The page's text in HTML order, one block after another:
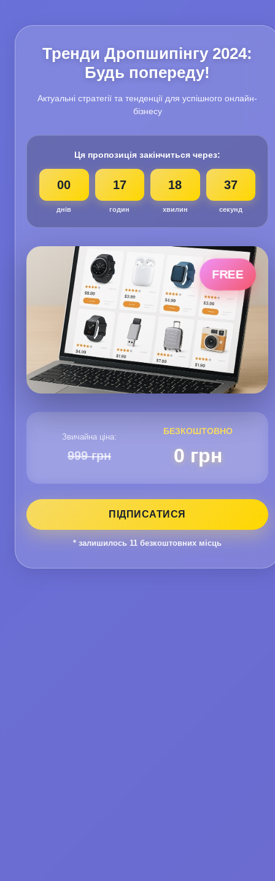
Тренди Дропшипінгу 2024:
Будь попереду!
Актуальні стратегії та тенденції для успішного онлайн-
бізнесу
Ця пропозиція закінчиться через:
00
днів
17
годин
18
хвилин
35
секунд
FREE
Звичайна ціна:
999 грн
БЕЗКОШТОВНО
0 грн
ПІДПИСАТИСЯ
* залишилось 11 безкоштовних місць